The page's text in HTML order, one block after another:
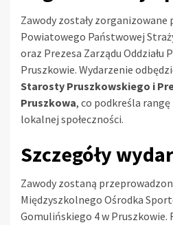
Zawody zostały
Powiatowego Państwowej
oraz Prezesa Zarządu Oddziału
Pruszkowie. Wydarzenie
Starosty Pruszkowskiego i
Pruszkowa, co podkreśla
lokalnej społeczności.
Szczegóły
Zawody zostaną
Międzyszkolnego Ośrodka
Gomulińskiego 4 w Pruszkowie.